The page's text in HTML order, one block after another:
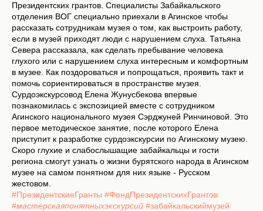
Президентских грантов. Специалисты Забайкальского
отделения ВОГ специально приехали в Агинское чтобы
рассказать сотрудникам музея о том, как выстроить работу,
если в музей приходят люди с нарушением слуха. Татьяна
Севера рассказала, как сделать пребывание человека
глухого или с нарушением слуха интересным и комфортным
в музее. Как поздороваться и попрощаться, проявить такт и
помочь сориентироваться в пространстве музея.
Сурдоэкскурсовод Елена Жунусбекова впервые
познакомилась с экспозицией вместе с сотрудником
Агинского национального музея Сэрджуней Ринчиновой. Это
первое методическое занятие, после которого Елена
приступит к разработке сурдоэкскурсии по Агинскому музею.
Скоро глухие и слабослышащие забайкальцы и гости
региона смогут узнать о жизни бурятского народа в Агинском
музее на самом понятном для них языке - Русском
жестовом.
#ПрезидентскиеГранты #ФондПрезидентскихГрантов
#мастерскаяпонятныхэкскурсий #забайкальскиймузей